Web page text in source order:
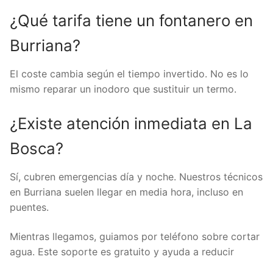
¿Qué tarifa tiene un fontanero en
Burriana?
El coste cambia según el tiempo invertido. No es lo
mismo reparar un inodoro que sustituir un termo.
¿Existe atención inmediata en La
Bosca?
Sí, cubren emergencias día y noche. Nuestros técnicos
en Burriana suelen llegar en media hora, incluso en
puentes.
Mientras llegamos, guiamos por teléfono sobre cortar
agua. Este soporte es gratuito y ayuda a reducir